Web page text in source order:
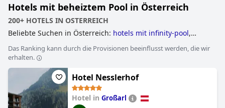
Hotels mit beheiztem Pool in Österreich
200+ HOTELS IN OSTERREICH
Beliebte Suchen in Österreich: hotels mit infinity-pool,
wasserrutsche, familienhotels,tennishotels,hotels mit
hundebetreuung
luxushotels,hotels mit fitnessstudio
historische hotels,hotels, die einige nachhaltige
praktiken umgesetzt haben,
mit pool,yoga hotels,wellnesshotels,erwachsenenhotels
romantische hotels ,hotels mit aquapark
Das Ranking kann durch die Provisionen beeinflusst werden, die wir
erhalten.
Hotel Nesslerhof
Hotel in Großarl